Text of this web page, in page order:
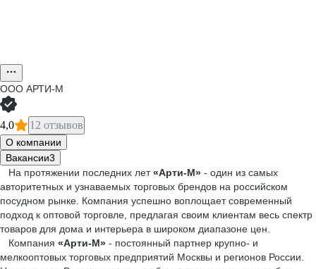
ООО АРТИ-М
4,0 12 отзывов
О компании
Вакансии3
На протяжении последних лет«Арти-М» - один из самых
авторитетных и узнаваемых торговых брендов на российском
посудном рынке. Компания успешно воплощает современный
подход к оптовой торговле, предлагая своим клиентам весь спектр
товаров для дома и интерьера в широком диапазоне цен.
Компания «Арти-М» - постоянный партнер крупно- и
мелкооптовых торговых предприятий Москвы и регионов России.